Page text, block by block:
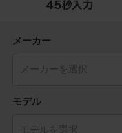
メーカー
モデル